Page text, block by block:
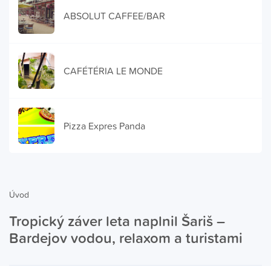
ABSOLUT CAFFEE/BAR
CAFÉTÉRIA LE MONDE
Pizza Expres Panda
Úvod
Tropický záver leta naplnil Šariš –
Bardejov vodou, relaxom a turistami